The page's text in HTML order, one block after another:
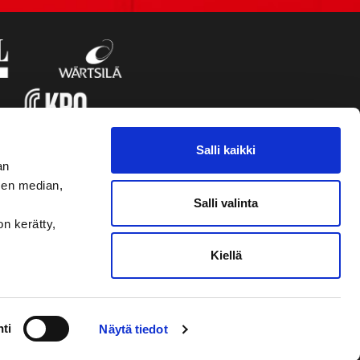
median,
kerätty,
Näytä tiedot
Salli kaikki
Salli valinta
Kiellä
VAASAN SPORT UUTISKIRJE